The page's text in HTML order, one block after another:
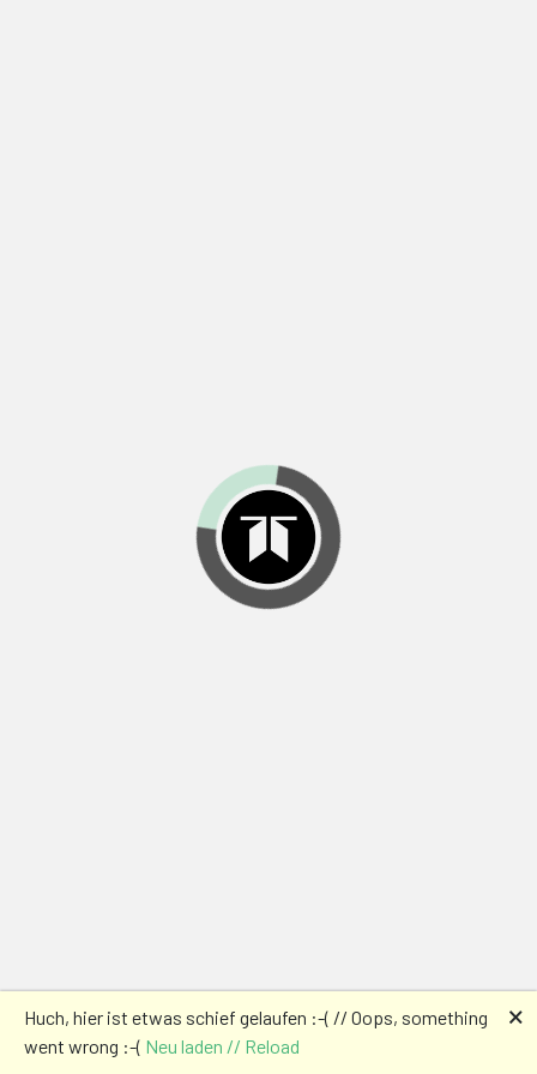
Huch, hier ist etwas schief gelaufen :-( // Oops, something
went wrong :-( Neu laden // Reload
🗙